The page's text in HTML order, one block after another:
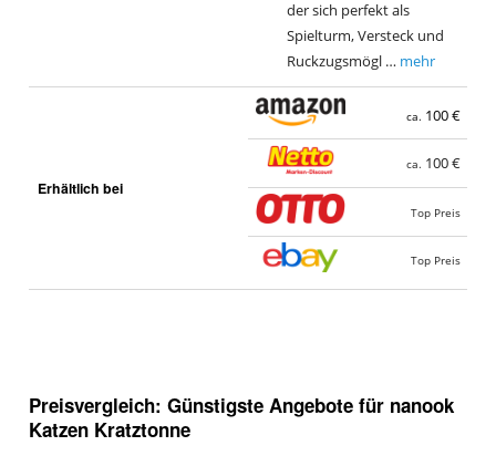
der sich perfekt als
Spielturm, Versteck und
Ruckzugsmögl … mehr
Erhältlich bei
ca. 100 €
ca. 100 €
Top Preis
Top Preis
Preisvergleich: Günstigste Angebote für nanook
Katzen Kratztonne